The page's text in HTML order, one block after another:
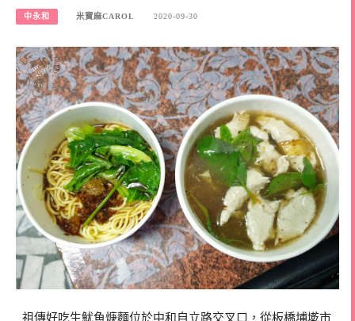
中永和 米寶麻CAROL 2020-09-30
祖傳好吃生魷魚焿麵位於中和自立路交叉口，從板橋埔墘市